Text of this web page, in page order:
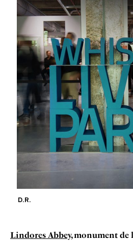
D.R.
Lindores Abbey, monument de